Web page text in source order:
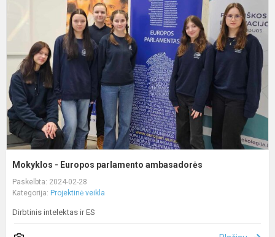
Mokyklos - Europos parlamento ambasadorės
Paskelbta: 2024-02-28
Kategorija: Projektinė veikla
Dirbtinis intelektas ir ES